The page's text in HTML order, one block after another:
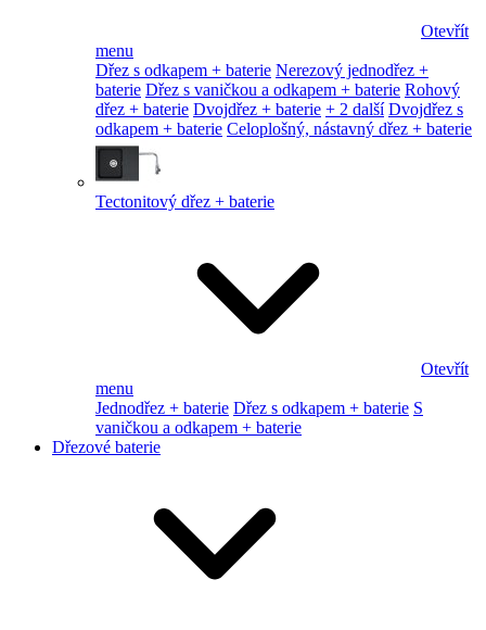
Otevřít
menu
Dřez s odkapem + baterie Nerezový jednodřez +
baterie Dřez s vaničkou a odkapem + baterie Rohový
dřez + baterie Dvojdřez + baterie + 2 další Dvojdřez s
odkapem + baterie Celoplošný, nástavný dřez + baterie
Tectonitový dřez + baterie
Otevřít
menu
Jednodřez + baterie Dřez s odkapem + baterie S
vaničkou a odkapem + baterie
Dřezové baterie